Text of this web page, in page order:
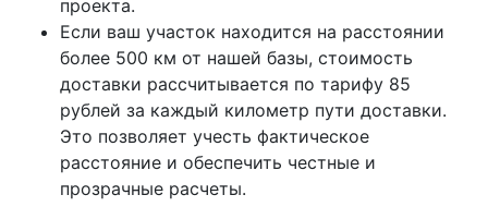
проекта.
Если ваш участок находится на расстоянии
более 500 км от нашей базы, стоимость
доставки рассчитывается по тарифу 85
рублей за каждый километр пути доставки.
Это позволяет учесть фактическое
расстояние и обеспечить честные и
прозрачные расчеты.